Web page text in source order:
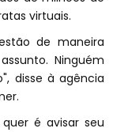
virtuais.
de maneira
Ninguém
disse à agência
é avisar seu